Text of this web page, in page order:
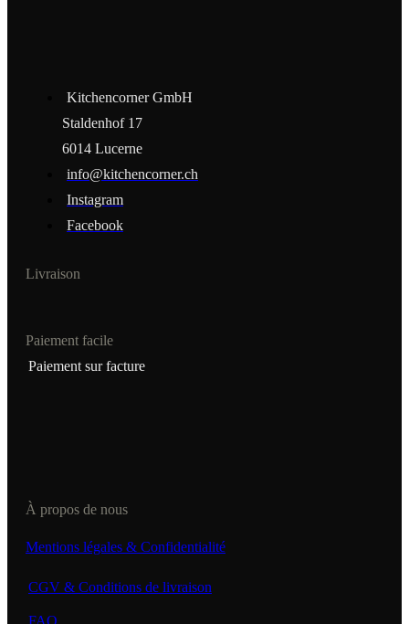
Kitchencorner GmbH
Staldenhof 17
6014 Lucerne
info@kitchencorner.ch
Instagram
Facebook
Livraison
Paiement facile
Paiement sur facture
À propos de nous
Mentions légales & Confidentialité
CGV & Conditions de livraison